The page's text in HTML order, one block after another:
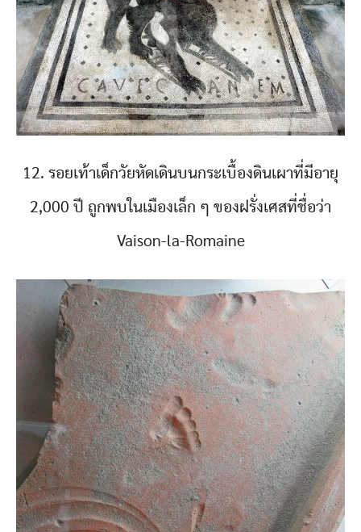
12. รอยเท้าเด็กวัยหัดเดินบนกระเบื้องดินเผาที่มีอายุ
2,000 ปี ถูกพบในเมืองเล็ก ๆ ของฝรั่งเศสที่ชื่อว่า
Vaison-la-Romaine